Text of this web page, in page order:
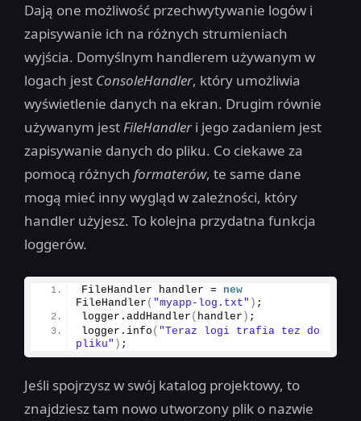
Dają one możliwość przechwytywanie logów i
zapisywanie ich na różnych strumieniach
wyjścia. Domyślnym handlerem używanym w
logach jest ConsoleHandler, który umożliwia
wyświetlenie danych na ekran. Drugim równie
używanym jestFileHandleri jego zadaniem jest
zapisywanie danych do pliku. Co ciekawe za
pomocą różnych formaterów, te same dane
mogą mieć inny wygląd w zależności, który
handler użyjesz. To kolejna przydatna funkcja
loggerów.
FileHandler handler = new
FileHandler ( "myapp-log.txt" ) ;
logger. addHandler ( handler ) ;
logger. info ( "Teraz logi trafia tez do
pliku" ) ;
Jeśli spojrzysz w swój katalog projektowy, to
znajdziesz tam nowo utworzony plik o nazwie